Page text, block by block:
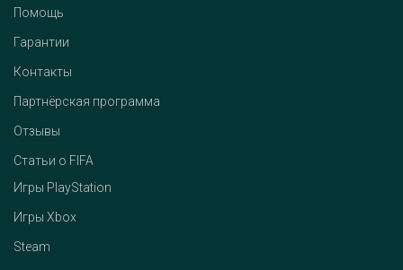
Помощь
Гарантии
Контакты
Партнёрская программа
Отзывы
Статьи о FIFA
Игры PlayStation
Игры Xbox
Steam